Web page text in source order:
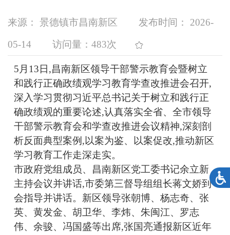
来源： 景德镇市昌南新区 发布时间： 2026-
05-14 访问量： 483次
5月13日,昌南新区领导干部警示教育会暨树立
和践行正确政绩观学习教育学查改推进会召开,
深入学习贯彻习近平总书记关于树立和践行正
确政绩观的重要论述,认真落实全省、全市领导
干部警示教育会和学查改推进会议精神,深刻剖
析反面典型案例,以案为鉴、以案促改,推动新区
学习教育工作走深走实。
市政府党组成员、昌南新区党工委书记余立新
主持会议并讲话,市委第三督导组组长蒋文娇到
会指导并讲话。新区领导张朝博、杨志奇、张
英、黄发金、胡卫华、李炜、朱闽江、罗志
伟、余骏、冯国盛等出席,张国亮通报新区近年